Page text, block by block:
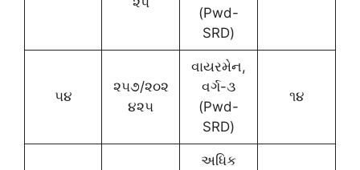
(Pwd-
SRD)
૫૪
૨૫૭/૨૦૨
૪૨૫
વાયરમેન,
વર્ગ-૩
(Pwd-
SRD)
૧૪
અધિક